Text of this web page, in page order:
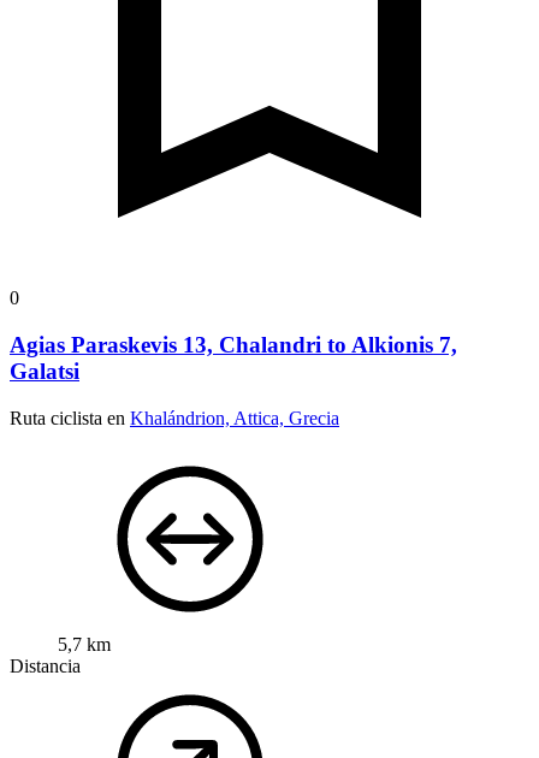
0
Agias Paraskevis 13, Chalandri to Alkionis 7,
Galatsi
Ruta ciclista en Khalándrion, Attica, Grecia
5,7 km
Distancia